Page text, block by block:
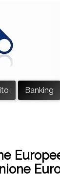
Banking